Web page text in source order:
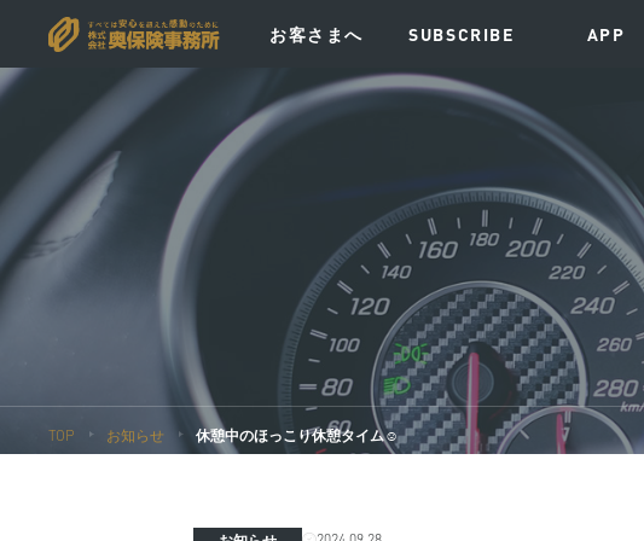
お客さまへ
VISION
SUBSCRIBE APP
TOP お知らせ 休憩中のほっこり休憩タイム☺︎